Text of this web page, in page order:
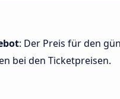
: Der Preis für den
bei den Ticketpreisen.